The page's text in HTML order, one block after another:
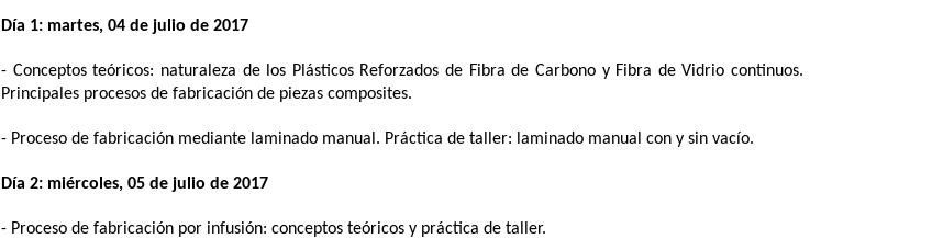
Día 1: martes, 04 de julio de 2017
- Conceptos teóricos: naturaleza de los Plásticos Reforzados de Fibra de Carbono y Fibra de Vidrio continuos.
Principales procesos de fabricación de piezas composites.
- Proceso de fabricación mediante laminado manual. Práctica de taller: laminado manual con y sin vacío.
Día 2: miércoles, 05 de julio de 2017
- Proceso de fabricación por infusión: conceptos teóricos y práctica de taller.